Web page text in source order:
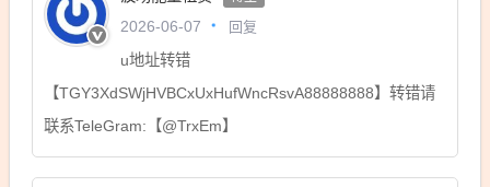
2026-06-07 回复
u地址转错
【TGY3XdSWjHVBCxUxHufWncRsvA88888888】转错请
联系TeleGram:【@TrxEm】